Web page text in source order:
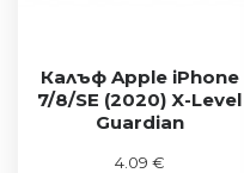
Калъф Apple iPhone
7/8/SE (2020) X-Level
Guardian
4.09 €